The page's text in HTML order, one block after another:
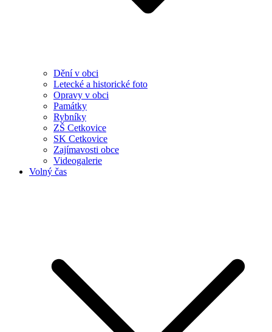
Dění v obci
Letecké a historické foto
Opravy v obci
Památky
Rybníky
ZŠ Cetkovice
SK Cetkovice
Zajímavosti obce
Videogalerie
Volný čas